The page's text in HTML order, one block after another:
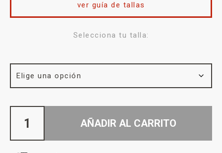
Selecciona tu talla:
ver guía de tallas
AÑADIR AL CARRITO